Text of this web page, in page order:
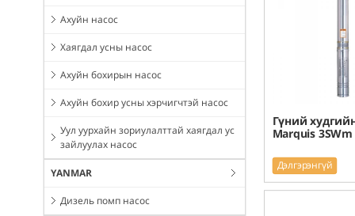
Ахуйн насос
Хаягдал усны насос
Ахуйн бохирын насос
Ахуйн бохир усны хэрчигчтэй насос
Уул уурхайн зориулалттай хаягдал ус
зайлуулах насос
YANMAR
Дизель помп насос
Гүний
Marquis 3SWm
Дэлгэрэнгүй